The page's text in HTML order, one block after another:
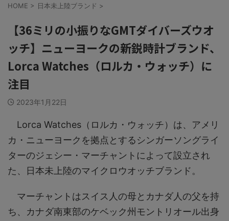
HOME > 日本未上陸ブランド >
【36ミリの小振りなGMTダイバーズウオ
ッチ】ニューヨークの新鋭時計ブランド、
Lorca Watches（ロルカ・ウォッチ）に
注目
2023年1月22日
Lorca Watches（ロルカ・ウォッチ）は、アメリ
カ・ニューヨークを拠点とするシンガーソングライ
ターのジェシー・マーチャントによって設立され
た、日本未上陸のマイクロウオッチブランド。
マーチャントはスイス人の母とカナダ人の父を持
ち、カナダ南東部のケベック州モントリオール出身